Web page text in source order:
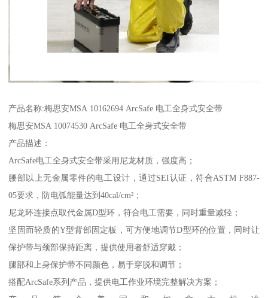
产品名称:梅思安MSA 10162694 ArcSafe 电工全身式安全带
梅思安MSA 10074530 ArcSafe 电工全身式安全带
产品描述：
ArcSafe电工全身式安全带采用尼龙材质，强度高；
腰部以上无金属零件的电工设计，通过SEI认证，符合ASTM F887-
05要求，防电弧能量达到40cal/cm²；
尼龙环连接点取代金属D型环，符合电工需要，同时重量减轻；
坚固而轻质的Y型背部固定板，可方便地调节D型环的位置，同时让
保护带与颈部保持距离，提供使用者舒适穿戴；
腿部和上身保护带不同颜色，易于穿脱和调节；
搭配ArcSafe系列产品，提供电工作业环境完整解决方案；